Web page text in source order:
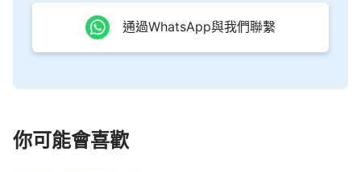
公司每個月都入不敷出，卡債越欠越多。看到牧師的
做法大家都感覺他是在追求世界潮流，不合主的心
意。因為聖經上說：「你們這些淫亂的人（原文是作
4:4）而且他在台上講道時還教導大家不要追求世界
潮流，生活要節制，不可變成「卡奴」受債務所困。
通過WhatsApp與我們聯繫
你可能會喜歡